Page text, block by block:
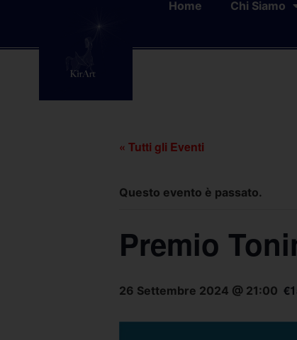
Home Chi Siamo
« Tutti gli Eventi
Questo evento è passato.
Premio
26 Settembre 2024 @ 21:00